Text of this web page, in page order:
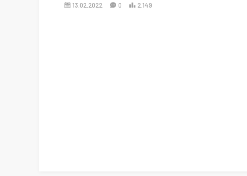
13.02.2022 0 2.149